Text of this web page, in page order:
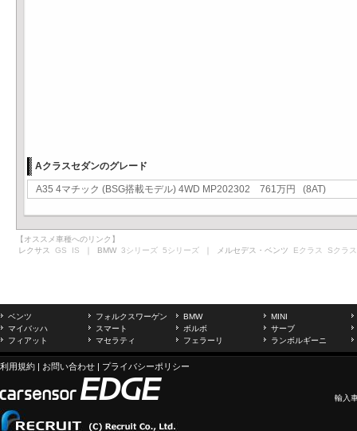
Aクラスセダンのグレード
A35 4マチック (BSG搭載モデル) 4WD MP202302 761万円 (8AT)
【オススメ車種へのリンク】
レクサス GS IS ｜ BMW 3シリーズ 5シリーズ ｜ メルセデス・ベンツ Eクラス Sクラス
ベンツ フォルクスワーゲン BMW
MINI
マイバッハ
スマート ボルボ
サーブ
フィアット
マセラティ フェラーリ ランボルギーニ
利用規約 | お問い合わせ | プライバシーポリシー
輸入